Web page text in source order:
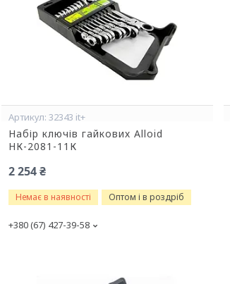
32343 it+
Набір ключів гайкових Alloid
НК-2081-11К
2 254 ₴
Немає в наявності Оптом і в роздріб
+380 (67) 427-39-58